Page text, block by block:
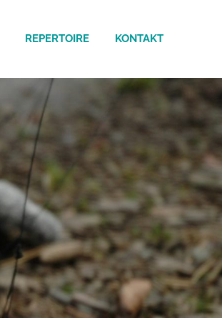
REPERTOIRE KONTAKT